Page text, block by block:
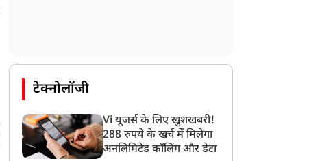
टेक्नोलॉजी
Vi यूजर्स के लिए खुशखबरी!
288 रुपये के खर्च में मिलेगा
अनलिमिटेड कॉलिंग और डेटा